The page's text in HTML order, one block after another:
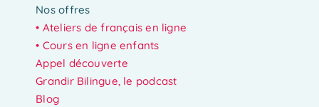
Nos offres
• Ateliers de français en ligne
• Cours en ligne enfants
Appel découverte
Grandir Bilingue, le podcast
Blog